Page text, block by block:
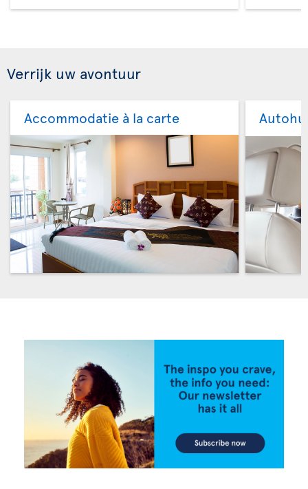
Verrijk uw avontuur
Accommodatie à la carte